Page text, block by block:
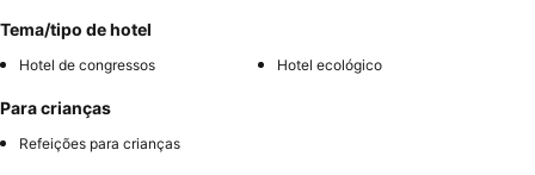
Tema/tipo de hotel
Hotel de congressos Hotel ecológico
Para crianças
Refeições para crianças